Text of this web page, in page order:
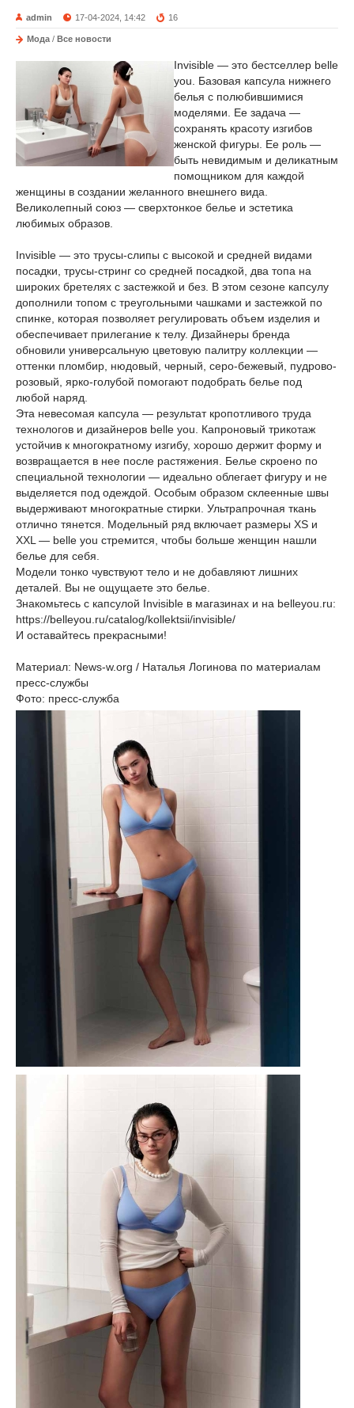
admin 17-04-2024, 14:42 16
Мода / Все новости
Invisible — это бестселлер belle
you. Базовая капсула нижнего
белья с полюбившимися
моделями. Ее задача —
сохранять красоту изгибов
женской фигуры. Ее роль —
быть невидимым и деликатным
помощником для каждой
женщины в создании желанного внешнего вида.
Великолепный союз — сверхтонкое белье и эстетика
любимых образов.
Invisible — это трусы-слипы с высокой и средней видами
посадки, трусы-стринг со средней посадкой, два топа на
широких бретелях с застежкой и без. В этом сезоне капсулу
дополнили топом с треугольными чашками и застежкой по
спинке, которая позволяет регулировать объем изделия и
обеспечивает прилегание к телу. Дизайнеры бренда
обновили универсальную цветовую палитру коллекции —
оттенки пломбир, нюдовый, черный, серо-бежевый, пудрово-
розовый, ярко-голубой помогают подобрать белье под
любой наряд.
Эта невесомая капсула — результат кропотливого труда
технологов и дизайнеров belle you. Капроновый трикотаж
устойчив к многократному изгибу, хорошо держит форму и
возвращается в нее после растяжения. Белье скроено по
специальной технологии — идеально облегает фигуру и не
выделяется под одеждой. Особым образом склеенные швы
выдерживают многократные стирки. Ультрапрочная ткань
отлично тянется. Модельный ряд включает размеры XS и
XXL — belle you стремится, чтобы больше женщин нашли
белье для себя.
Модели тонко чувствуют тело и не добавляют лишних
деталей. Вы не ощущаете это белье.
Знакомьтесь с капсулой Invisible в магазинах и на belleyou.ru:
https://belleyou.ru/catalog/kollektsii/invisible/
И оставайтесь прекрасными!
Материал: News-w.org / Наталья Логинова по материалам
пресс-службы
Фото: пресс-служба